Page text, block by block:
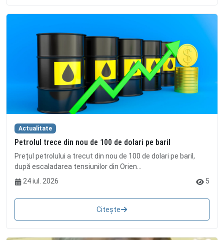
Actualitate
Petrolul trece din nou de 100 de dolari pe baril
Prețul petrolului a trecut din nou de 100 de dolari pe baril,
după escaladarea tensiunilor din Orien...
24 iul. 2026
5
Citește